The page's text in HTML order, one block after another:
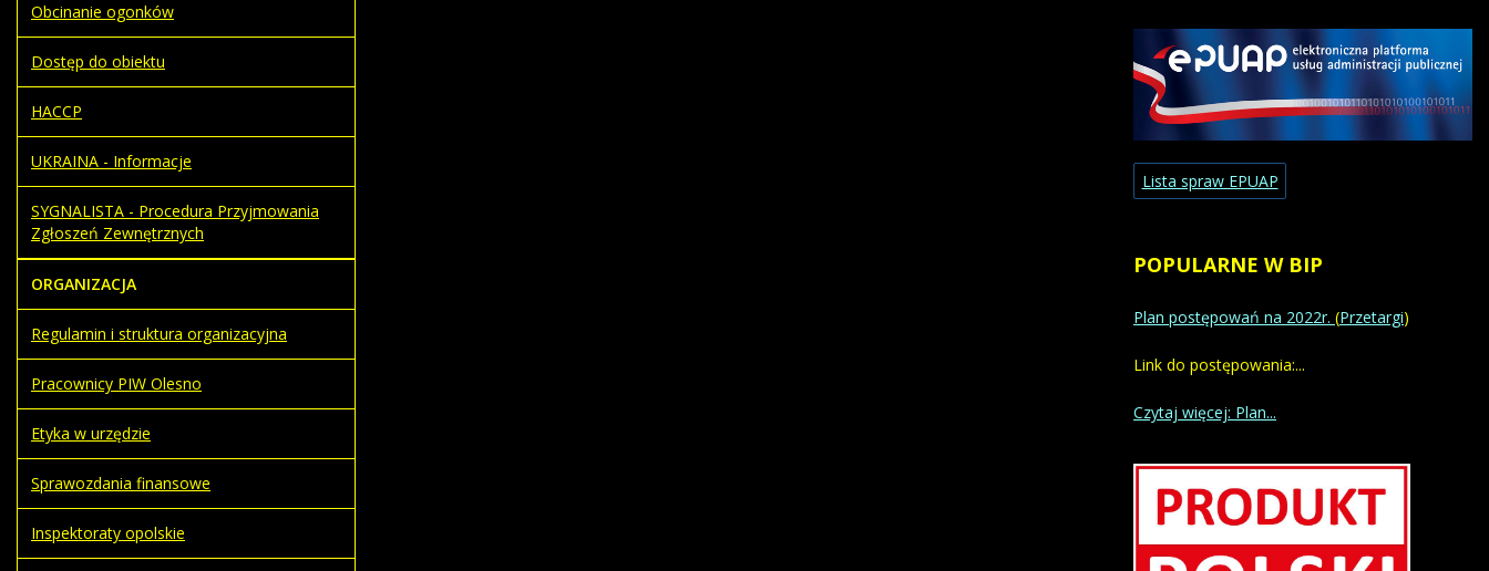
Obcinanie ogonków
Dostęp do obiektu
HACCP
UKRAINA - Informacje
SYGNALISTA - Procedura Przyjmowania
Zgłoszeń Zewnętrznych
ORGANIZACJA
Regulamin i struktura organizacyjna
Pracownicy PIW Olesno
Etyka w urzędzie
Sprawozdania finansowe
Inspektoraty opolskie
Lista spraw EPUAP
POPULARNE W BIP
Plan postępowań na 2022r. (Przetargi)
Link do postępowania:...
Czytaj więcej: Plan...